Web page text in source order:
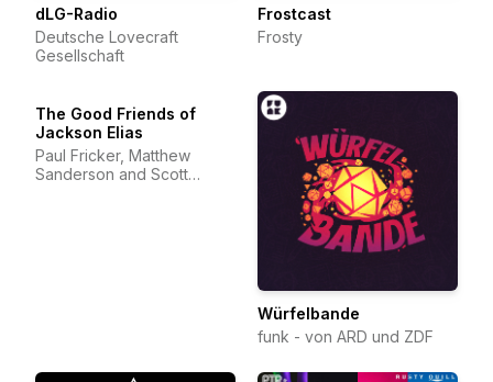
dLG-Radio
Deutsche Lovecraft
Gesellschaft
Frostcast
Frosty
The Good Friends of
Jackson Elias
Paul Fricker, Matthew
Sanderson and Scott
Würfelbande
funk - von ARD und ZDF